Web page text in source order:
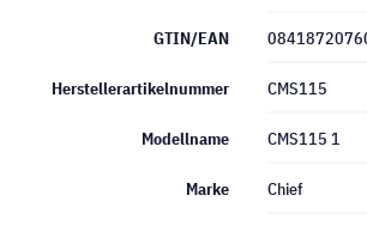
GTIN/EAN
Herstellerartikelnummer CMS115
Modellname CMS115 1
Marke Chief